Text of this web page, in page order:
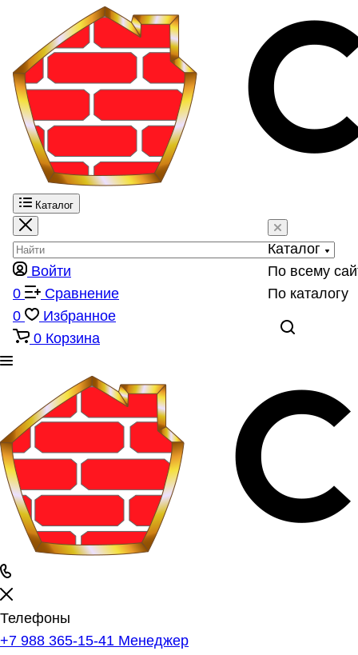
Каталог
Каталог
По всему
По каталогу
Войти
0
Сравнение
0
Избранное
0 Корзина
Телефоны
+7 988 365-15-41 Менеджер